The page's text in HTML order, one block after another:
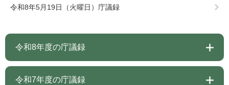
令和8年5月19日（火曜日）庁議録
令和8年度の庁議録
令和7年度の庁議録